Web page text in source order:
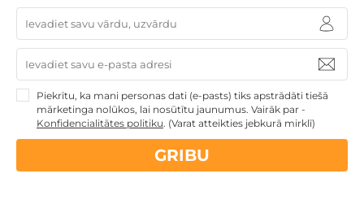
1 nakts atpūta ar gardām VAKARIŅĀM restorānā
DIVIEM
Rīga,Wellton Riverside SPA Hotel ★ ★ ★ ★
145€
par nakti
GRIBU
Piekrītu, ka mani personas dati (e-pasts) tiks apstrādāti tiešā
mārketinga nolūkos, lai nosūtītu jaunumus. Vairāk par -
Konfidencialitātes politiku. (Varat atteikties jebkurā mirklī)
GRIBU